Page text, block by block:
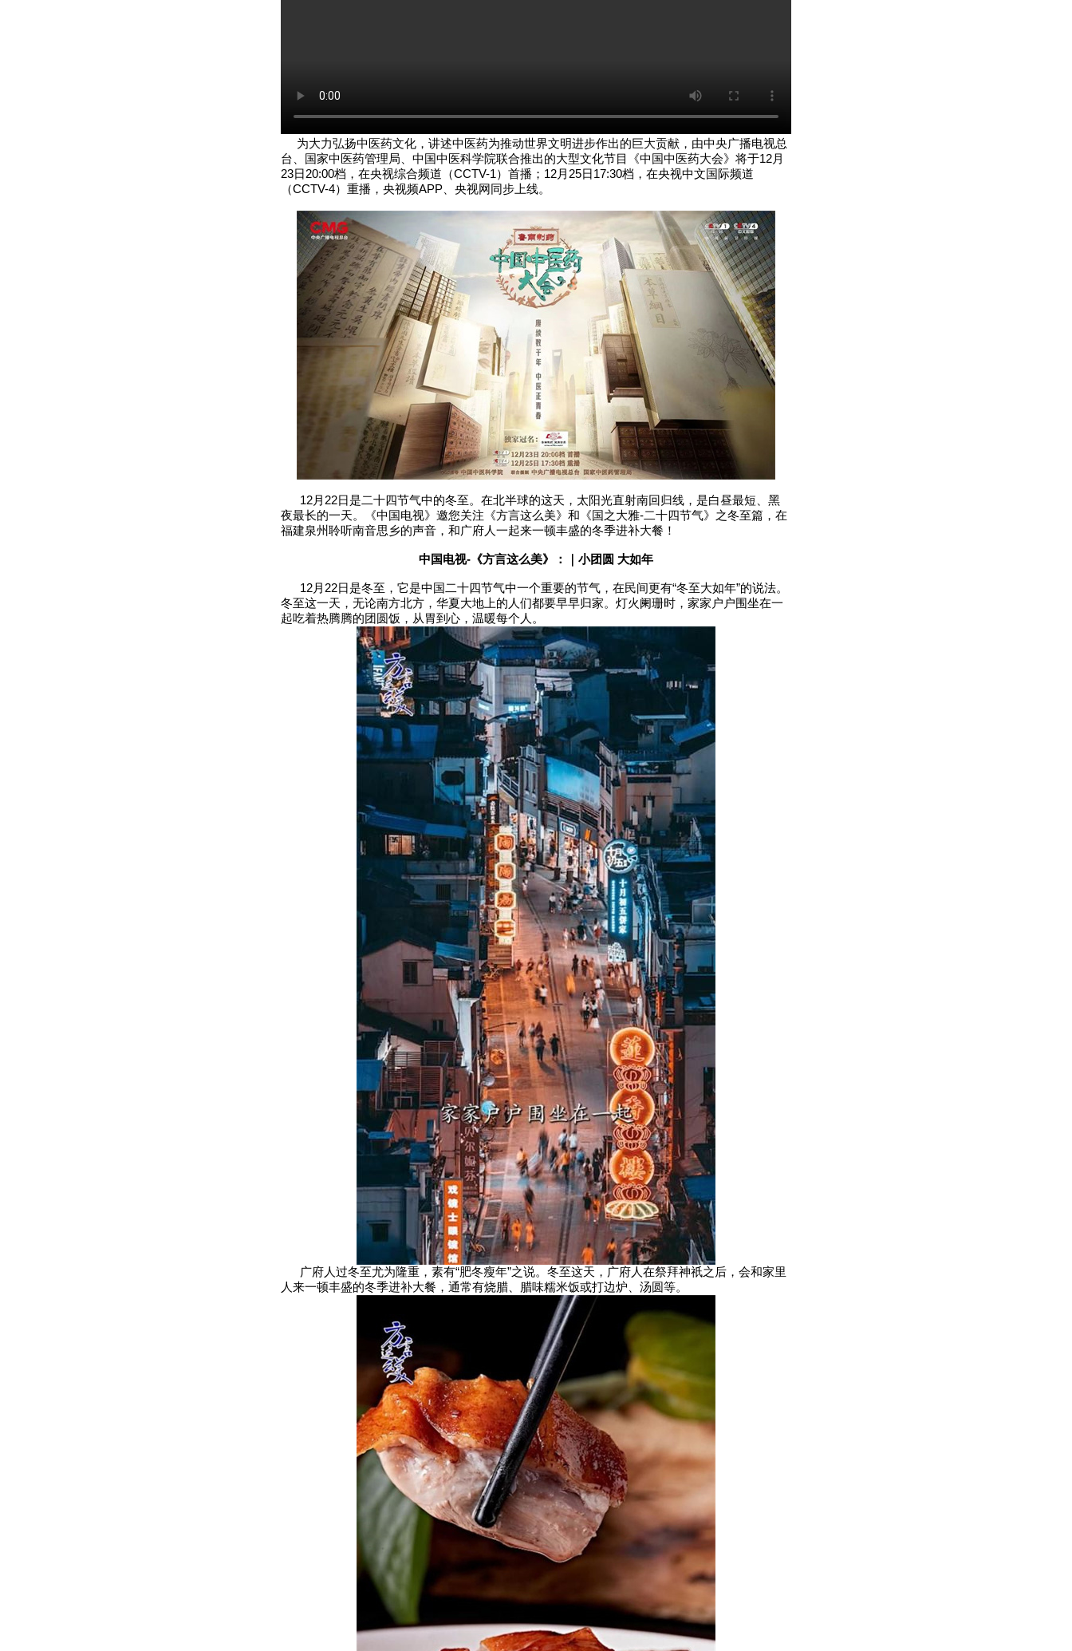
为大力弘扬中医药文化，讲述中医药为推动世界文明进步作出的巨大贡献，由中央广播电视总
台、国家中医药管理局、中国中医科学院联合推出的大型文化节目《中国中医药大会》将于12月
23日20:00档，在央视综合频道（CCTV-1）首播；12月25日17:30档，在央视中文国际频道
（CCTV-4）重播，央视频APP、央视网同步上线。
12月22日是二十四节气中的冬至。在北半球的这天，太阳光直射南回归线，是白昼最短、黑
夜最长的一天。《中国电视》邀您关注《方言这么美》和《国之大雅-二十四节气》之冬至篇，在
福建泉州聆听南音思乡的声音，和广府人一起来一顿丰盛的冬季进补大餐！
中国电视-《方言这么美》：｜小团圆 大如年
12月22日是冬至，它是中国二十四节气中一个重要的节气，在民间更有“冬至大如年”的说法。
冬至这一天，无论南方北方，华夏大地上的人们都要早早归家。灯火阑珊时，家家户户围坐在一
起吃着热腾腾的团圆饭，从胃到心，温暖每个人。
广府人过冬至尤为隆重，素有“肥冬瘦年”之说。冬至这天，广府人在祭拜神祇之后，会和家里
人来一顿丰盛的冬季进补大餐，通常有烧腊、腊味糯米饭或打边炉、汤圆等。